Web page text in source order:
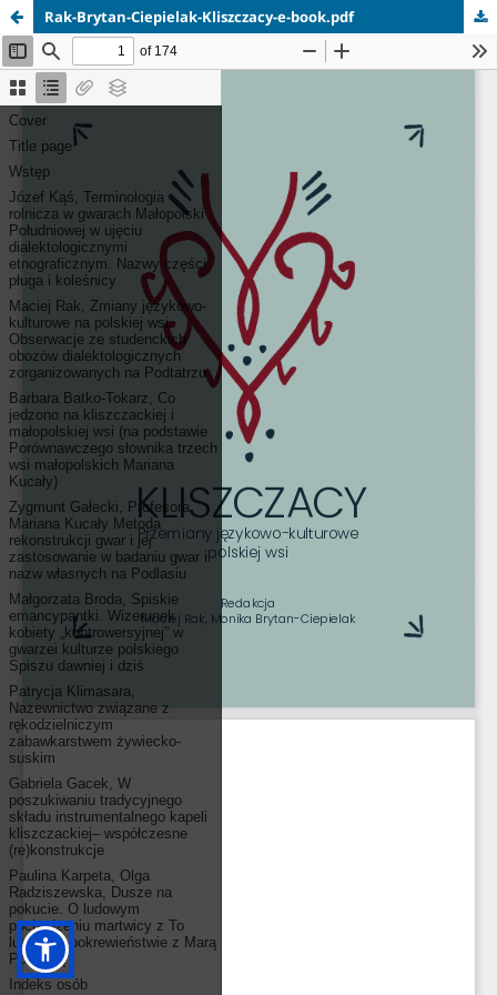
Rak-Brytan-Ciepielak-Kliszczacy-e-book.pdf